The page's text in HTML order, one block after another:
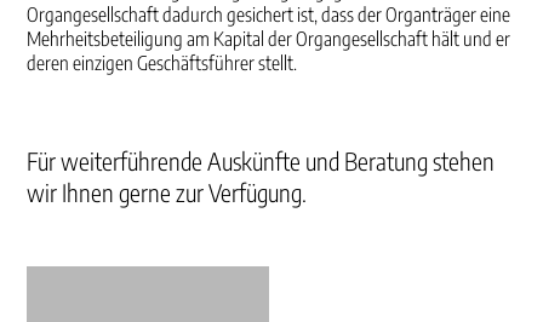
Organgesellschaft dadurch gesichert ist, dass der Organträger eine
Mehrheitsbeteiligung am Kapital der Organgesellschaft hält und er
deren einzigen Geschäftsführer stellt.
Für weiterführende Auskünfte und Beratung stehen
wir Ihnen gerne zur Verfügung.